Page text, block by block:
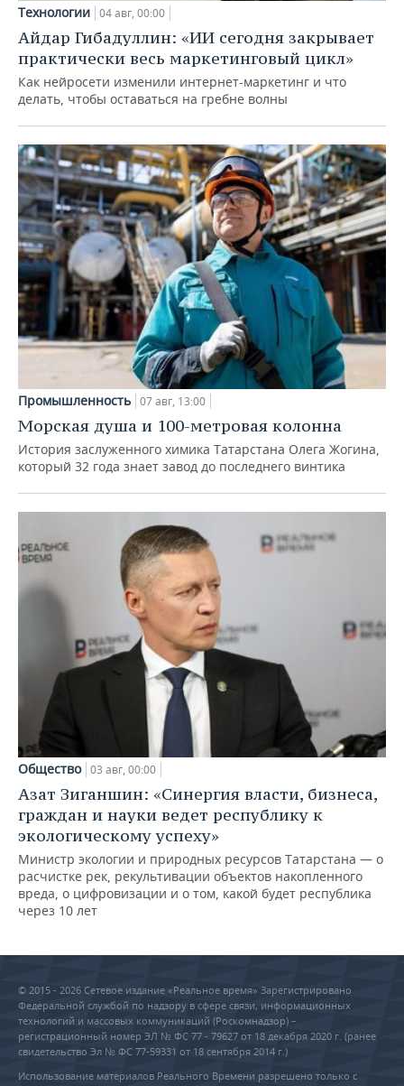
Технологии 04 авг, 00:00
Айдар Гибадуллин: «ИИ сегодня закрывает
практически весь маркетинговый цикл»
Как нейросети изменили интернет-маркетинг и что
делать, чтобы оставаться на гребне волны
Промышленность 07 авг, 13:00
Морская душа и 100-метровая колонна
История заслуженного химика Татарстана Олега Жогина,
который 32 года знает завод до последнего винтика
Общество 03 авг, 00:00
Азат Зиганшин: «Синергия власти, бизнеса,
граждан и науки ведет республику к
экологическому успеху»
Министр экологии и природных ресурсов Татарстана — о
расчистке рек, рекультивации объектов накопленного
вреда, о цифровизации и о том, какой будет республика
через 10 лет
© 2015 - 2026 Сетевое издание «Реальное время» Зарегистрировано
Федеральной службой по надзору в сфере связи, информационных
технологий и массовых коммуникаций (Роскомнадзор) –
регистрационный номер ЭЛ № ФС 77 - 79627 от 18 декабря 2020 г. (ранее
свидетельство Эл № ФС 77-59331 от 18 сентября 2014 г.)
Использование материалов Реального Времени разрешено только с